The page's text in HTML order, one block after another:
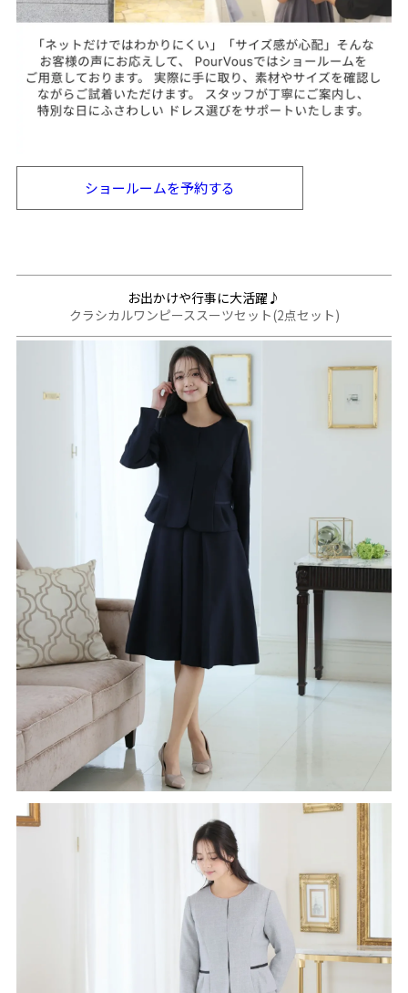
ショールームを予約する
お出かけや行事に大活躍♪
クラシカルワンピーススーツセット(2点セット)